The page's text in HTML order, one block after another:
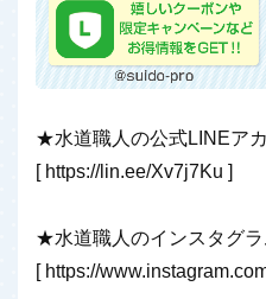
★水道職人の公式LINEア
[ https://lin.ee/Xv7j7Ku ]
★水道職人のインスタグラ
[ https://